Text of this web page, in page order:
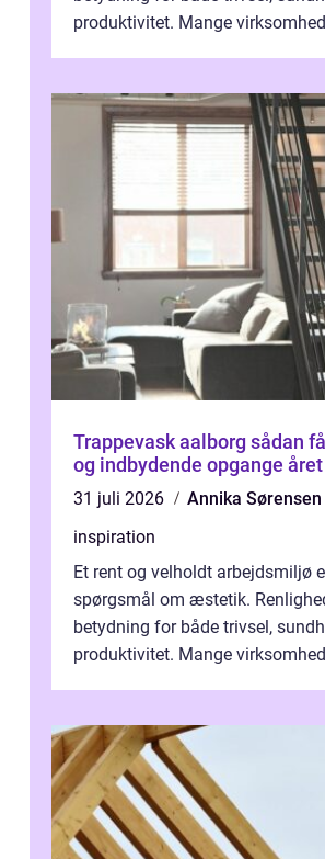
produktivitet. Mange
Trappevask aalborg sådan får du rene
og indbydende opgange
31 juli 2026
Annika Sørensen
inspiration
Et rent og velholdt arbejdsmiljø
spørgsmål om æstetik.
betydning for både trivsel,
produktivitet. Mange